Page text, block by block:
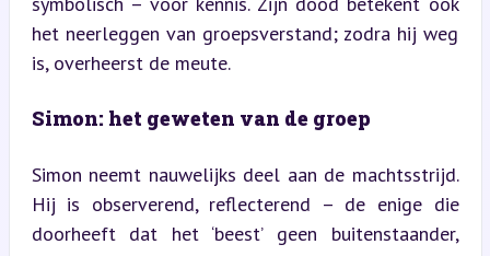
het neerleggen van groepsverstand; zodra hij weg
is, overheerst de meute.
Simon: het geweten van de groep
Simon neemt nauwelijks deel aan de machtsstrijd.
Hij is observerend, reflecterend – de enige die
doorheeft dat het ‘beest’ geen buitenstaander,